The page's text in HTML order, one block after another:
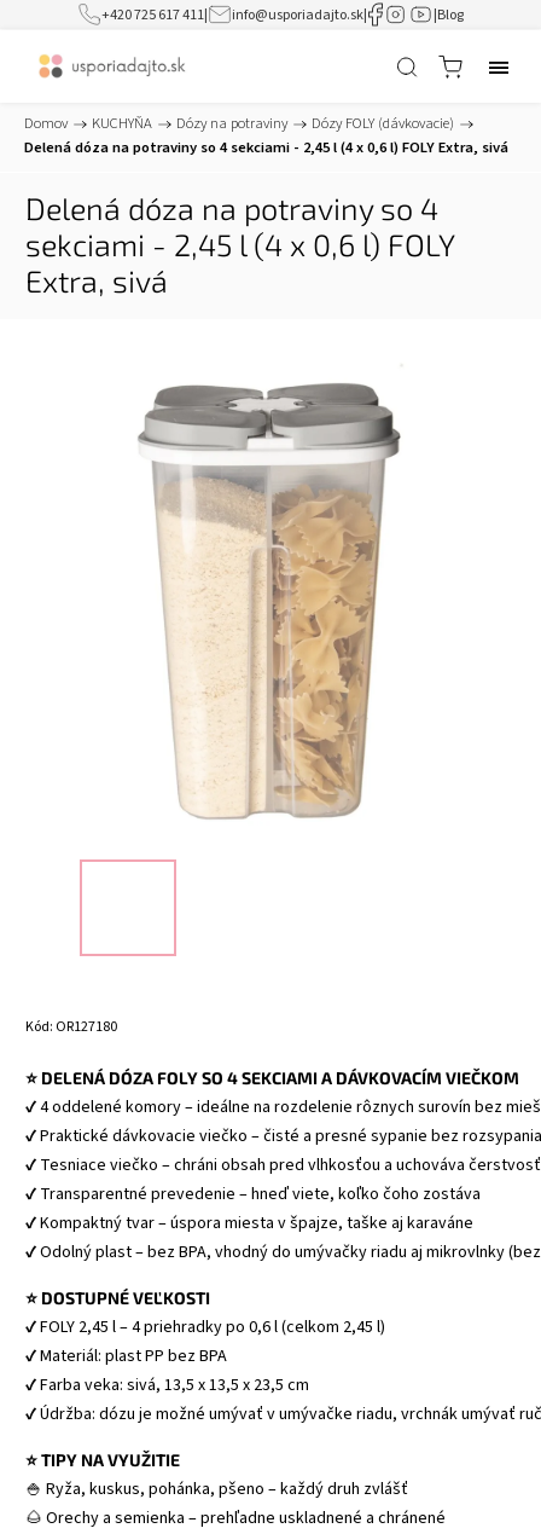
+420 725 617 411| info@usporiadajto.sk| |Blog
Domov / KUCHYŇA / Dózy na potraviny / Dózy FOLY (dávkovacie) /
Delená dóza na potraviny so 4 sekciami - 2,45 l (4 x 0,6 l) FOLY Extra, sivá
Delená dóza na potraviny so 4
sekciami - 2,45 l (4 x 0,6 l) FOLY
Extra, sivá
Kód: OR127180
⭐ DELENÁ DÓZA FOLY SO 4 SEKCIAMI A DÁVKOVACÍM VIEČKOM
✔ 4 oddelené komory – ideálne na rozdelenie rôznych surovín bez
✔ Praktické dávkovacie viečko – čisté a presné sypanie bez rozsypania
✔ Tesniace viečko – chráni obsah pred vlhkosťou a uchováva čerstvosť
✔ Transparentné prevedenie – hneď viete, koľko čoho zostáva
✔ Kompaktný tvar – úspora miesta v špajze, taške aj karaváne
✔ Odolný plast – bez BPA, vhodný do umývačky riadu aj mikrovlnky
⭐ DOSTUPNÉ VEĽKOSTI
✔ FOLY 2,45 l – 4 priehradky po 0,6 l (celkom 2,45 l)
✔ Materiál: plast PP bez BPA
✔ Farba veka: sivá, 13,5 x 13,5 x 23,5 cm
✔ Údržba: dózu je možné umývať v umývačke riadu, vrchnák umývať
⭐ TIPY NA VYUŽITIE
🍚 Ryža, kuskus, pohánka, pšeno – každý druh zvlášť
🌰 Orechy a semienka – prehľadne uskladnené a chránené